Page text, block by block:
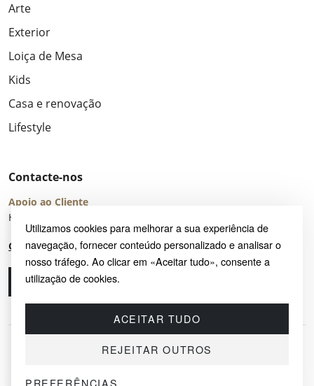
Utilizamos cookies para melhorar a sua experiência de
navegação, fornecer conteúdo personalizado e analisar o
nosso tráfego. Ao clicar em «Aceitar tudo», consente a
utilização de cookies.
ACEITAR TUDO
REJEITAR OUTROS
PREFERÊNCIAS
Arte
Exterior
Loiça de Mesa
Kids
Casa e renovação
Lifestyle
Contacte-nos
Apoio ao Cliente
Horário de Atendimento: seg – sex 8:00 – 16:00 (UTC+2)
Centro de Ajuda
Ligue-nos
© 2026 SAYRUG OÜ · KESKLINNA LINNAOSA, AHTRI TN 12, 10151, TALLINN,